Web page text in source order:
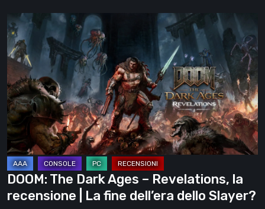
DOOM:
The
Dark
Ages
–
Revelations,
la
recensione
|
La
fine
dell’era
DOOM: The Dark Ages – Revelations, la
recensione | La fine dell’era dello Slayer?